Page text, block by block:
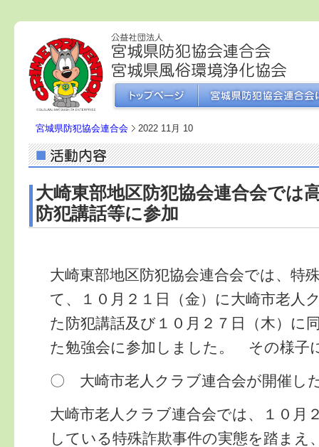
宮城県防犯協会連合会 2022 11月 10
大崎東部地区防犯協会連合会では
防犯講話等に参加
大崎東部地区防犯協会連合会では、特
て、１０月２１日（金）に大崎市老人
た防犯講話及び１０月２７日（木）に
た勉強会に参加しました。 その様子
〇 大崎市老人クラブ連合会が開催し
大崎市老人クラブ連合会では、１０月
している特殊詐欺事件の実態を踏まえ